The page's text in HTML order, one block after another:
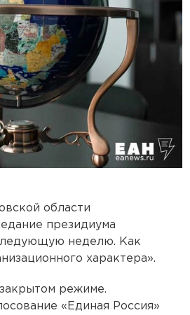
области
президиума
неделю. Как
характера».
режиме.
«Единая Россия»